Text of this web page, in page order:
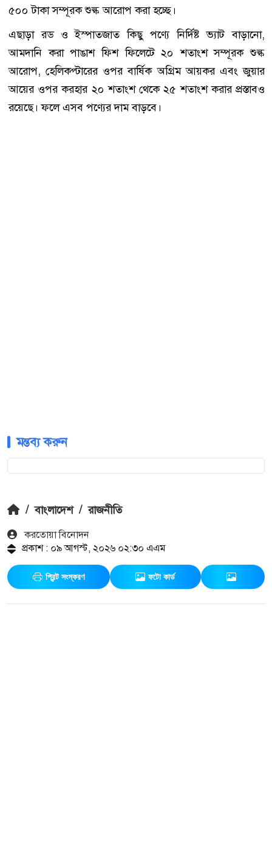
৫০০ টাকা সম্পূরক শুল্ক আরোপ করা হচ্ছে।
এছাড়া রড ও ইস্পাতজাত কিছু পণ্যে নির্দিষ্ট ভ্যাট বাড়ানো,
আমদানি করা পাঙাশ ফিশ ফিলেটে ২০ শতাংশ সম্পূরক শুল্ক
আরোপ, হেলিকপ্টারের ওপর বার্ষিক অগ্রিম আয়কর এবং জুয়ার
আয়ের ওপর করহার ২০ শতাংশ থেকে ২৫ শতাংশ করার প্রস্তাবও
রয়েছে। ফলে এসব পণ্যের দাম বাড়বে।
মন্তব্য করুন
/ বাংলাদেশ / রাজনীতি
করতোয়া বিনোদন
প্রকাশ : ০৯ আগস্ট, ২০২৬ ০২:৩০ এএম
প্রিন্ট সংস্করণ ফটো কার্ড